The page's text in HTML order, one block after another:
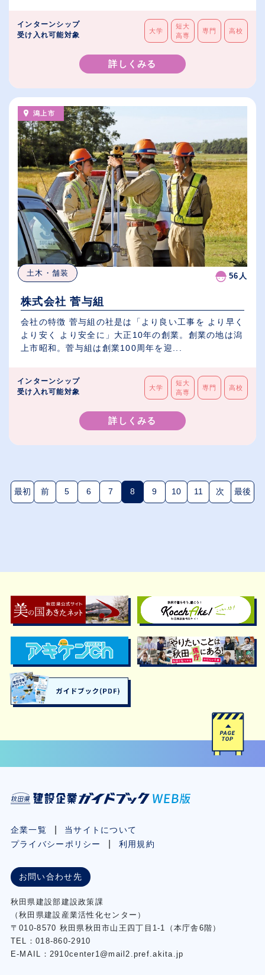
インターンシップ
受け入れ可能対象
大学
短大
高専
専門 高校
詳しくみる
潟上市
土木・舗装 56人
株式会社 菅与組
会社の特徴 菅与組の社是は「より良い工事を より早く
より安く より安全に」大正10年の創業。創業の地は潟
上市昭和。菅与組は創業100周年を迎...
インターンシップ
受け入れ可能対象
大学
短大
高専
専門 高校
詳しくみる
最初 前 5 6 7 8(現在のページ)
9 10 11 次 最後
企業一覧
当サイトについて
プライバシーポリシー
利用規約
お問い合わせ先
秋⽥県建設部建設政策課
（秋⽥県建設産業活性化センター）
〒010-8570 秋田県秋田市⼭王四丁⽬1-1（本庁舎6階）
TEL：018-860-2910
E-MAIL：2910center1@mail2.pref.akita.jp